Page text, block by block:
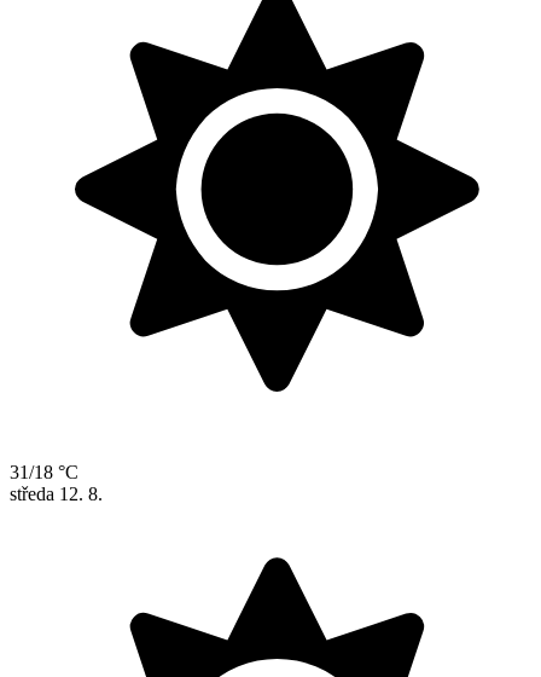
31/18 °C
středa 12. 8.